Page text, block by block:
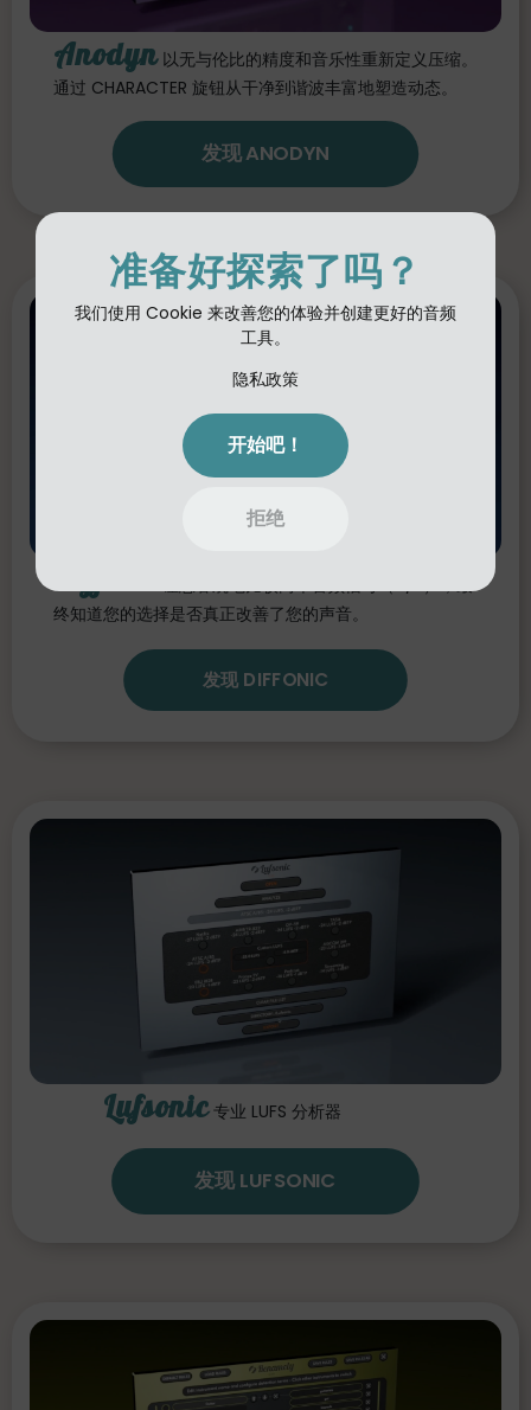
准备好探索了吗？
我们使用 Cookie 来改善您的体验并创建更好的音频
工具。
隐私政策
开始吧！
拒绝
Anodyn 以无与伦比的精度和音乐性重新定义压缩。
通过 CHARACTER 旋钮从干净到谐波丰富地塑造动态。
发现 ANODYN
终知道您的选择是否真正改善了您的声音。
发现 DIFFONIC
Lufsonic 专业 LUFS 分析器
发现 LUFSONIC